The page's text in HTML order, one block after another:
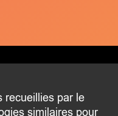
recueillies par le
similaires pour